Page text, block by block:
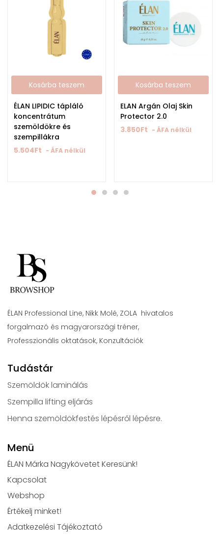
Kosárba teszem
ÉLAN LIPIDIC tápláló
koncentrátum
szemöldökre és
szempillákra
5.504Ft - ÁFA nélkül
Kosárba teszem
ELAN Argán Olaj Skin
Protector 2.0
3.850Ft - ÁFA nélkül
ÉLAN Professional Line, Nikk Molé, ZOLA hivatalos
forgalmazó és magyarországi tréner,
Professzionális oktatások, Konzultációk
Tudástár
Szemöldök laminálás
Szempilla lifting eljárás
Henna szemöldökfestés lépésről lépésre.
Menü
ÉLAN Márka Nagykövetet Keresünk!
Kapcsolat
Webshop
Értékelj minket!
Adatkezelési Tájékoztató